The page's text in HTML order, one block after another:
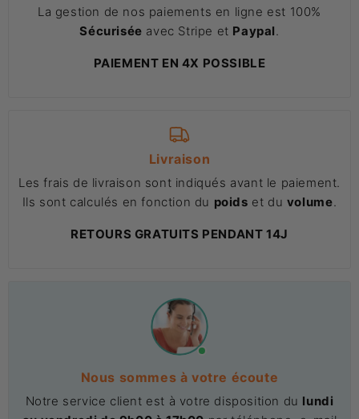
La gestion de nos paiements en ligne est 100%
Sécurisée avec Stripe et Paypal
PAIEMENT EN 4X POSSIBLE
Livraison
Les frais de livraison sont indiqués avant le paiement.
Ils sont calculés en fonction du poids et du volume
RETOURS GRATUITS PENDANT 14J
Nous sommes à votre écoute
Notre service client est à votre disposition du lundi